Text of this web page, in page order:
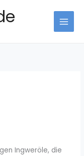
Ingweröle, die